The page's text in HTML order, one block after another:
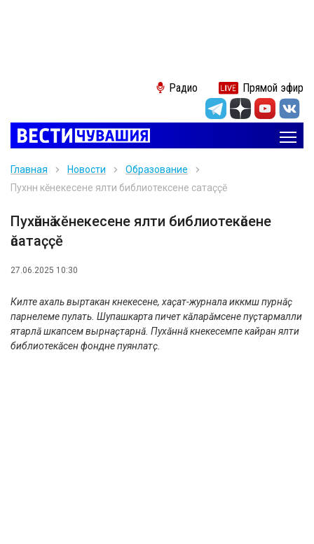
Радио Прямой эфир
Главная Новости
Образование
Пухӑннӑ кӗнекесене ялти библиотекӑсене ӑсатаҫҫӗ
Пухӑннӑ кӗнекесене ялти библиотекӑсене
ӑсатаҫҫӗ
27.06.2025 10:30
Килте ахаль выртакан кӗнекесене, хаҫат-журнала иккӗмӗш пурнӑҫ
парнелеме пулать. Шупашкарта пичет кӑларӑмӗсене пуҫтармалли
ятарлӑ шкапсем вырнаҫтарнӑ. Пухӑннӑ кӗнекесемпе кайран ялти
библиотекӑсен фондне пуянлатӗҫ.